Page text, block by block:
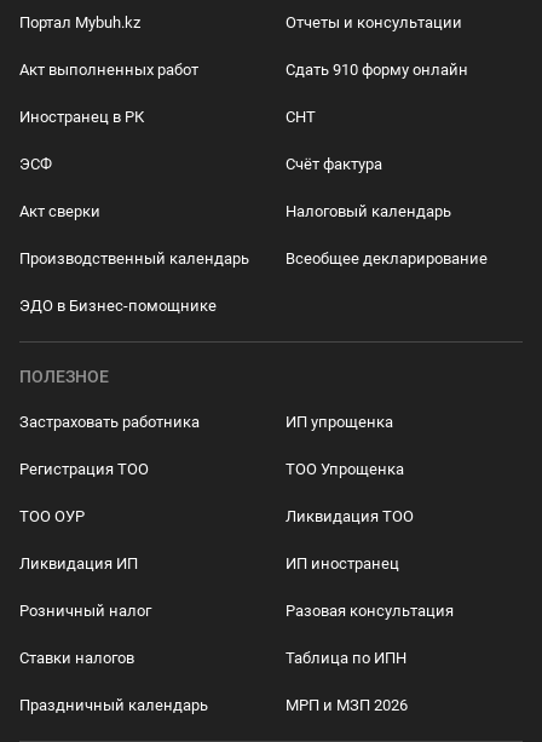
Портал Mybuh.kz Отчеты и консультации
Акт выполненных работ Сдать 910 форму онлайн
Иностранец в РК СНТ
ЭСФ Счёт фактура
Акт сверки Налоговый календарь
Производственный календарь Всеобщее декларирование
ЭДО в Бизнес-помощнике
ПОЛЕЗНОЕ
Застраховать работника ИП упрощенка
Регистрация ТОО ТОО Упрощенка
ТОО ОУР Ликвидация ТОО
Ликвидация ИП ИП иностранец
Розничный налог Разовая консультация
Ставки налогов Таблица по ИПН
Праздничный календарь МРП и МЗП 2026